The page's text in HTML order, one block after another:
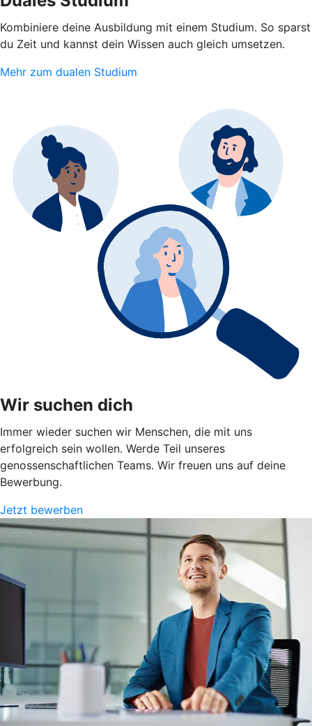
Kombiniere deine Ausbildung mit einem Studium. So sparst
du Zeit und kannst dein Wissen auch gleich umsetzen.
Mehr zum dualen Studium
Wir suchen dich
Immer wieder suchen wir Menschen, die mit uns
erfolgreich sein wollen. Werde Teil unseres
genossenschaftlichen Teams. Wir freuen uns auf deine
Bewerbung.
Jetzt bewerben